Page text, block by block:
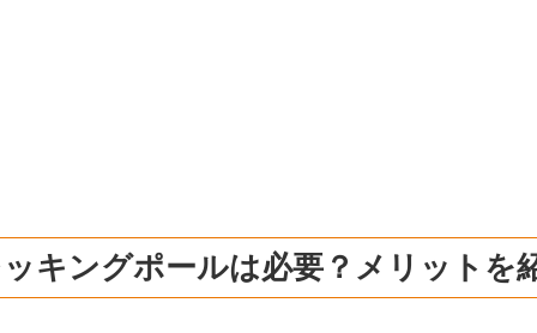
キングポールは必要？メリットを